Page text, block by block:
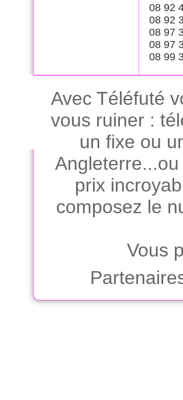
08 92
08 92
08 97
08 97
08 99
Avec Téléfuté
vous ruiner :
un fixe ou
prix
composez le
Vous